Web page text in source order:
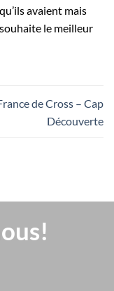
avaient mais
le meilleur
de Cross – Cap
Découverte